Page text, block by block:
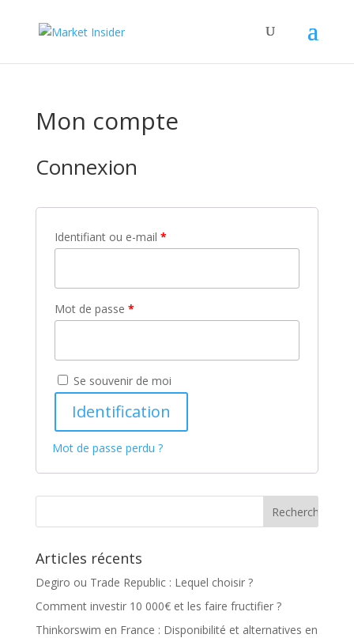
Mon compte
Connexion
Identifiant ou e-mail *
Mot de passe *
Se souvenir de moi
Identification
Mot de passe perdu ?
Articles récents
Degiro ou Trade Republic : Lequel choisir ?
Comment investir 10 000€ et les faire fructifier ?
Thinkorswim en France : Disponibilité et alternatives en